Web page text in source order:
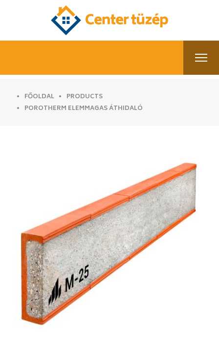
FŐOLDAL
PRODUCTS
POROTHERM ELEMMAGAS ÁTHIDALÓ